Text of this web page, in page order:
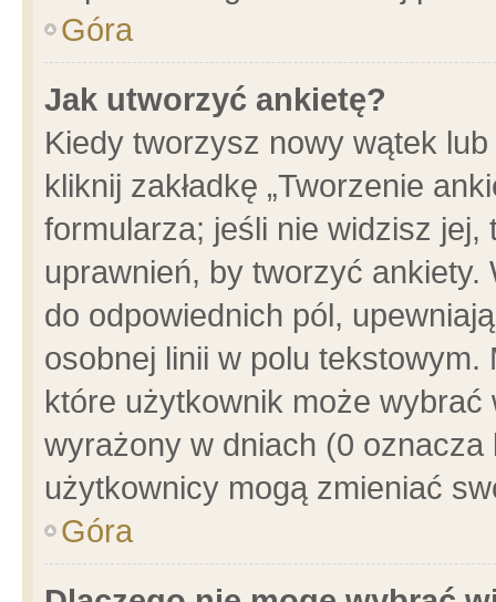
Góra
Jak utworzyć ankietę?
Kiedy tworzysz nowy wątek
kliknij zakładkę „Tworzenie
formularza; jeśli nie widzisz
uprawnień, by tworzyć ankiety.
do odpowiednich pól,
osobnej linii w polu
które użytkownik może
wyrażony w dniach (0
użytkownicy mogą zmieniać
Góra